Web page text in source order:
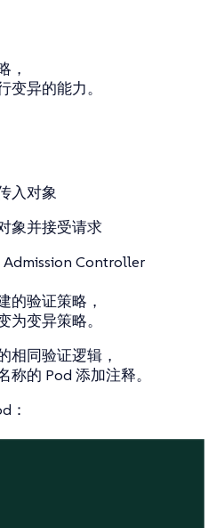
，
变异的能力。
入对象
象并接受请求
Admission Controller
的验证策略，
为变异策略。
相同验证逻辑，
的 Pod 添加注释。
：